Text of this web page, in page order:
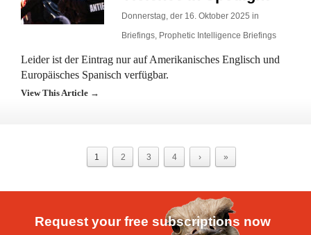
Donnerstag, der 16. Oktober 2025 in
Briefings, Prophetic Intelligence Briefings
Leider ist der Eintrag nur auf Amerikanisches Englisch und
Europäisches Spanisch verfügbar.
View This Article →
1 2 3 4 › »
Request your free subscriptions now